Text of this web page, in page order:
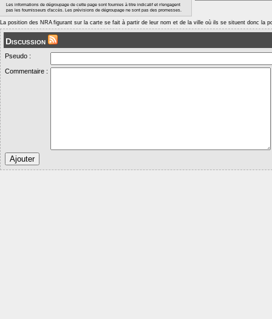
Les informations de dégroupage de cette page sont fournies à titre indicatif et n'engagent
pas les fournisseurs d'accès. Les prévisions de dégroupage ne sont pas des promesses.
La position des NRA figurant sur la carte se fait à partir de leur nom et de la ville où ils se situent donc la
Discussion
Pseudo :
Commentaire :